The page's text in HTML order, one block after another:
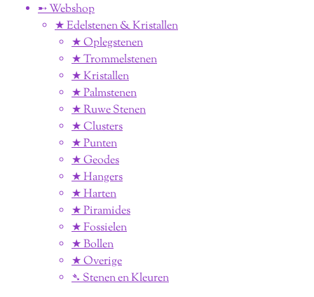
➸ Webshop
★ Edelstenen & Kristallen
★ Oplegstenen
★ Trommelstenen
★ Kristallen
★ Palmstenen
★ Ruwe Stenen
★ Clusters
★ Punten
★ Geodes
★ Hangers
★ Harten
★ Piramides
★ Fossielen
★ Bollen
★ Overige
➴ Stenen en Kleuren